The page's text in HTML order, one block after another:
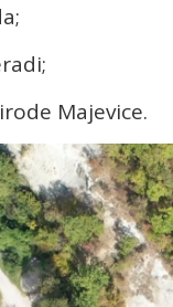
Majevice.